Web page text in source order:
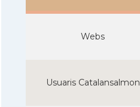
Webs
Usuaris Catalansalmon